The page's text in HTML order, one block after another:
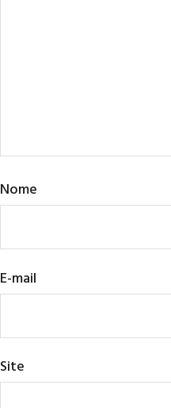
Nome
E-mail
Site